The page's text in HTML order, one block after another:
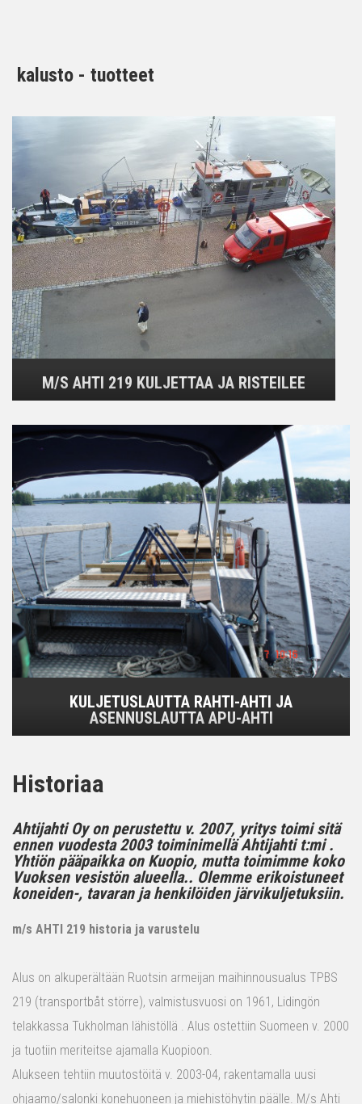
kalusto - tuotteet
M/S AHTI 219 KULJETTAA JA RISTEILEE
KULJETUSLAUTTA RAHTI-AHTI JA
ASENNUSLAUTTA APU-AHTI
Historiaa
Ahtijahti Oy on perustettu v. 2007, yritys toimi sitä
ennen vuodesta 2003 toiminimellä Ahtijahti t:mi .
Yhtiön pääpaikka on Kuopio, mutta toimimme koko
Vuoksen vesistön alueella.. Olemme erikoistuneet
koneiden-, tavaran ja henkilöiden järvikuljetuksiin.
m/s AHTI 219 historia ja varustelu
Alus on alkuperältään Ruotsin armeijan maihinnousualus TPBS
219 (transportbåt större), valmistusvuosi on 1961, Lidingön
telakkassa Tukholman lähistöllä . Alus ostettiin Suomeen v. 2000
ja tuotiin meriteitse ajamalla Kuopioon.
Alukseen tehtiin muutostöitä v. 2003-04, rakentamalla uusi
ohjaamo/salonki konehuoneen ja miehistöhytin päälle. M/s Ahti